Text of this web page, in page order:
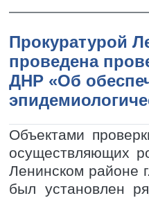
Прокуратурой
проведена
ДНР «Об
Объектами
осуществляющих
Ленинском районе
был установлен